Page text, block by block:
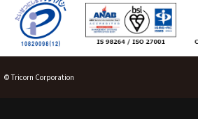
© Tricorn Corporation